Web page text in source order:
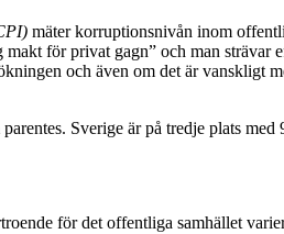
mäter korruptionsnivån inom
för privat gagn” och man strävar
och även om det är vanskligt
Sverige är på tredje plats med
för det offentliga samhället